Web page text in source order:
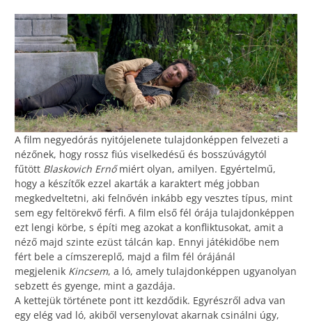
A film negyedórás nyitójelenete tulajdonképpen felvezeti a
nézőnek, hogy rossz fiús viselkedésű és bosszúvágytól
fűtött Blaskovich Ernőmiért olyan, amilyen. Egyértelmű,
hogy a készítők ezzel akarták a karaktert még jobban
megkedveltetni, aki felnővén inkább egy vesztes típus, mint
sem egy feltörekvő férfi. A film első fél órája tulajdonképpen
ezt lengi körbe, s építi meg azokat a konfliktusokat, amit a
néző majd szinte ezüst tálcán kap. Ennyi játékidőbe nem
fért bele a címszereplő, majd a film fél órájánál
megjelenik Kincsem, a ló, amely tulajdonképpen ugyanolyan
sebzett és gyenge, mint a gazdája.
A kettejük története pont itt kezdődik. Egyrészről adva van
egy elég vad ló, akiből versenylovat akarnak csinálni úgy,